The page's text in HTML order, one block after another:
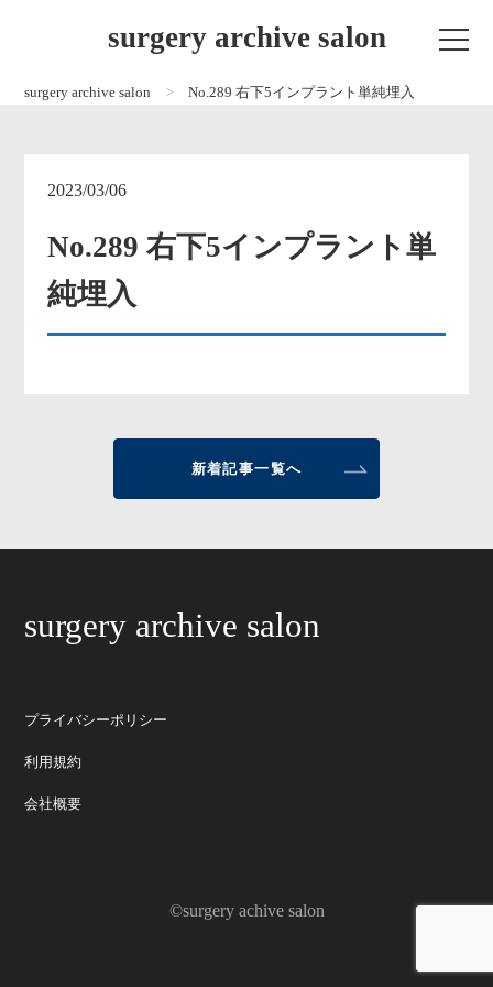
surgery archive salon
surgery archive salon No.289 右下5インプラント単純埋入
2023/03/06
No.289 右下5インプラント単
純埋入
新着記事一覧へ
surgery archive salon
プライバシーポリシー
利用規約
会社概要
©surgery achive salon